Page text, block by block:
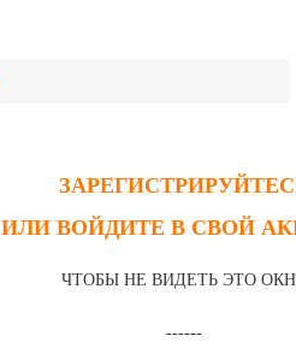
ИЛИ ВОЙДИТЕ В СВОЙ
ЧТОБЫ НЕ ВИДЕТЬ ЭТО
------